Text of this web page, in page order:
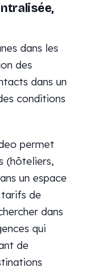
dans les
des
dans un
conditions
permet
(hôteliers,
un espace
de
dans
qui
de